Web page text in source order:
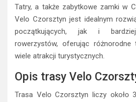
Tatry, a także zabytkowe zamki w
Velo Czorsztyn jest idealnym
początkujących, jak i bardziej
rowerzystów, oferując
wiele atrakcji turystycznych.
Opis trasy Velo
Trasa Velo Czorsztyn liczy około